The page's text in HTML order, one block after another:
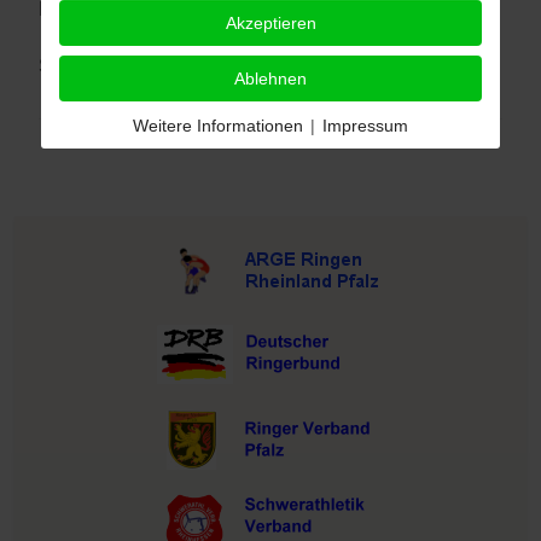
Präsident
Schwerathletikverband Rheinland
Akzeptieren
Ablehnen
Weitere Informationen | Impressum